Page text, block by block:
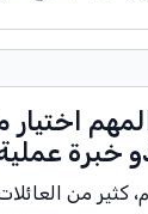
خبرة
كثير من